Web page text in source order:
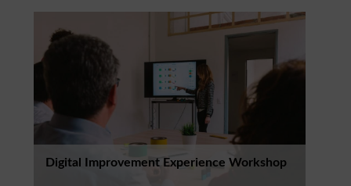
Digital Improvement Experience Workshop